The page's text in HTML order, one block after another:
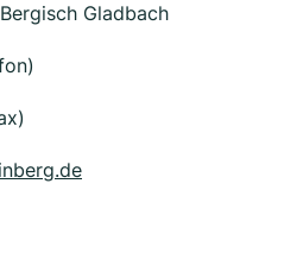
Gladbach